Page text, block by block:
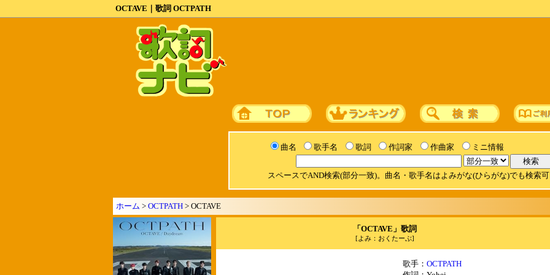
OCTAVE｜歌詞 OCTPATH
曲名 歌手名 歌詞 作詞家 作曲家 ミニ情報
スペースでAND検索(部分一致)。曲名・歌手名はよみがな(ひらがな)でも検索
ホーム > OCTPATH > OCTAVE
「OCTAVE」歌詞
[よみ：おくたーぶ]
歌手： OCTPATH